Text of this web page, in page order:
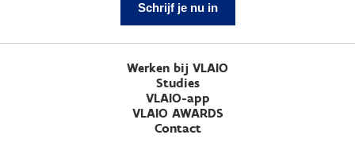
Schrijf je nu in
Werken bij VLAIO
Studies
VLAIO-app
VLAIO AWARDS
Contact